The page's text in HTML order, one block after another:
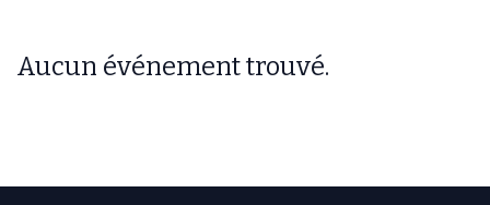
Aucun événement trouvé.